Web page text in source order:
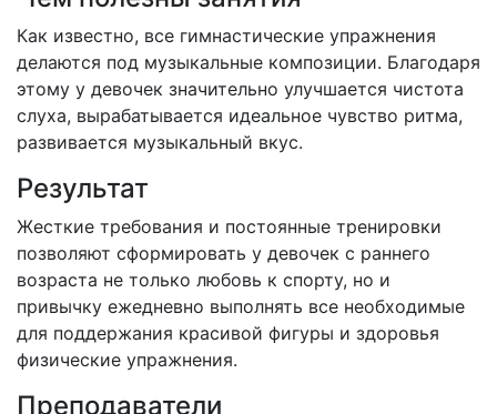
Как известно, все гимнастические упражнения
делаются под музыкальные композиции. Благодаря
этому у девочек значительно улучшается чистота
слуха, вырабатывается идеальное чувство ритма,
развивается музыкальный вкус.
Результат
Жесткие требования и постоянные тренировки
позволяют сформировать у девочек с раннего
возраста не только любовь к спорту, но и
привычку ежедневно выполнять все необходимые
для поддержания красивой фигуры и здоровья
физические упражнения.
Преподаватели